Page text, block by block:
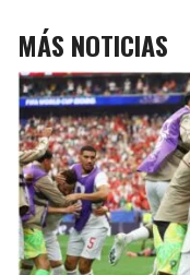
MÁS NOTICIAS